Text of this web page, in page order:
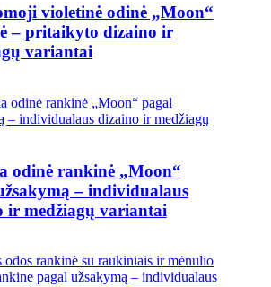
violetinė odinė „Moon“
– pritaikyto dizaino ir
variantai
odinė rankinė „Moon“
– individualaus
ir medžiagų variantai